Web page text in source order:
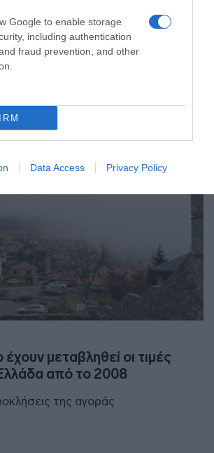
Google to enable storage
including authentication
fraud prevention, and other
Data Access Privacy Policy
Είναι ξανά ερωτευμένος; – Το
με νεαρή καλλονή
έκανε μια εξόρμηση εκτός Αθηνών
μεταβληθεί οι τιμές
από το 2008
της αγοράς